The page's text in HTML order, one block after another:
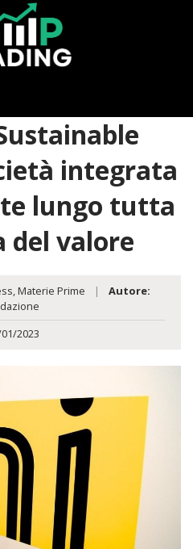
integrata
lungo tutta
del valore
,Materie Prime |
Autore:
2023